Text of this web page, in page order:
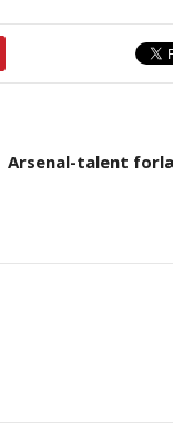
Arsenal-talent